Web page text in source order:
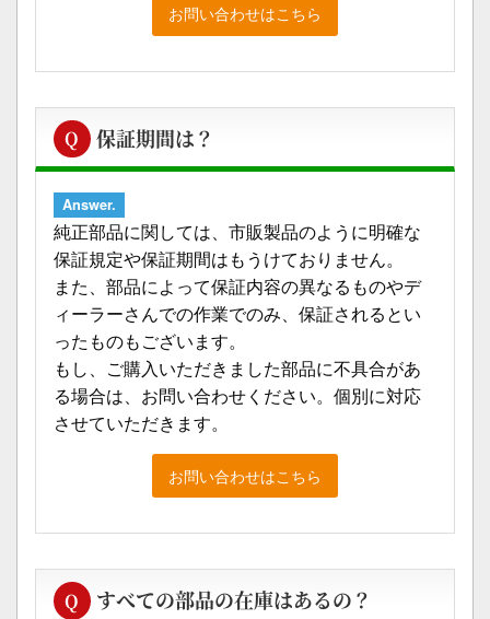
お問い合わせはこちら
Q 保証期間は？
Answer.
純正部品に関しては、市販製品のように明確な
保証規定や保証期間はもうけておりません。
また、部品によって保証内容の異なるものやデ
ィーラーさんでの作業でのみ、保証されるとい
ったものもございます。
もし、ご購入いただきました部品に不具合があ
る場合は、お問い合わせください。個別に対応
させていただきます。
お問い合わせはこちら
Q すべての部品の在庫はあるの？